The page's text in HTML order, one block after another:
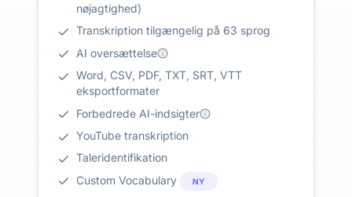
nøjagtighed)
Transkription tilgængelig på 63 sprog
AI oversættelse
Word, CSV, PDF, TXT, SRT, VTT
eksportformater
Forbedrede AI-indsigter
YouTube transkription
Taleridentifikation
Custom Vocabulary
NY